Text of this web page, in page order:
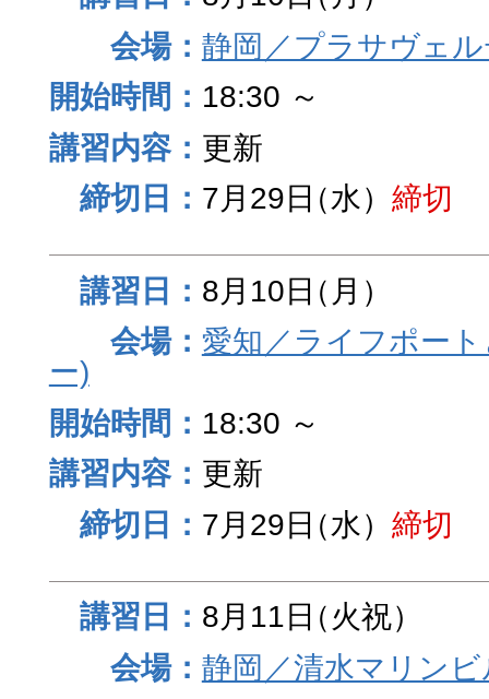
静岡／プラサヴェ
18:30 ～
更新
7月29日（水） 締切
8月10日（月）
愛知／ライフポー
ー)
18:30 ～
更新
7月29日（水） 締切
8月11日（火祝）
静岡／清水マリンビ